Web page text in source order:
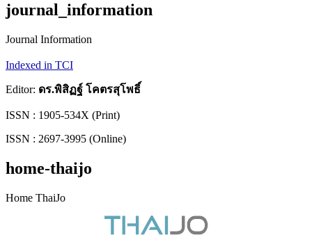
journal_information
Journal Information
Indexed in TCI
Editor: ดร.พิสิฏฐ์ โคตรสุโพธิ์
ISSN : 1905-534X (Print)
ISSN : 2697-3995 (Online)
home-thaijo
Home ThaiJo